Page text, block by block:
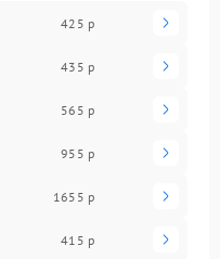
425 р
435 р
565 р
955 р
1655 р
415 р